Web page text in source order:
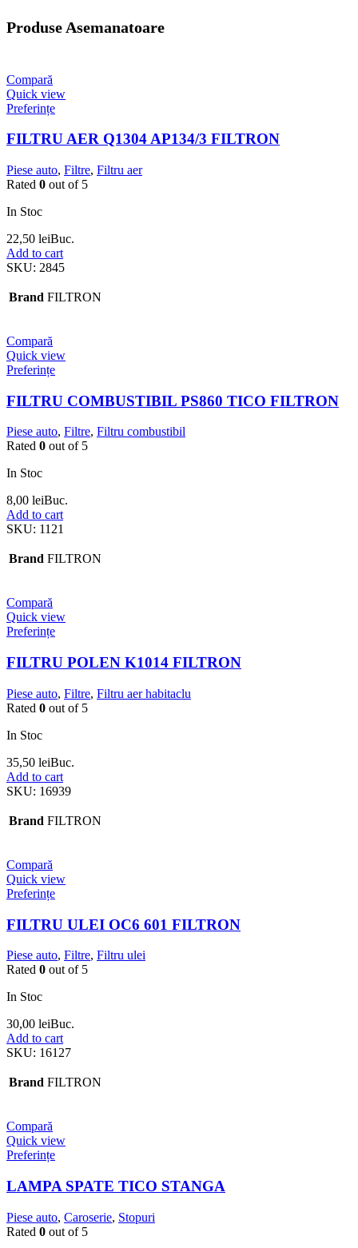
Produse Asemanatoare
Compară
Quick view
Preferințe
FILTRU AER Q1304 AP134/3 FILTRON
Piese auto, Filtre, Filtru aer
Rated 0 out of 5
In Stoc
22,50 leiBuc.
Add to cart
SKU: 2845
Brand FILTRON
Compară
Quick view
Preferințe
FILTRU COMBUSTIBIL PS860 TICO FILTRON
Piese auto, Filtre, Filtru combustibil
Rated 0 out of 5
In Stoc
8,00 leiBuc.
Add to cart
SKU: 1121
Brand FILTRON
Compară
Quick view
Preferințe
FILTRU POLEN K1014 FILTRON
Piese auto, Filtre, Filtru aer habitaclu
Rated 0 out of 5
In Stoc
35,50 leiBuc.
Add to cart
SKU: 16939
Brand FILTRON
Compară
Quick view
Preferințe
FILTRU ULEI OC6 601 FILTRON
Piese auto, Filtre, Filtru ulei
Rated 0 out of 5
In Stoc
30,00 leiBuc.
Add to cart
SKU: 16127
Brand FILTRON
Compară
Quick view
Preferințe
LAMPA SPATE TICO STANGA
Piese auto, Caroserie, Stopuri
Rated 0 out of 5